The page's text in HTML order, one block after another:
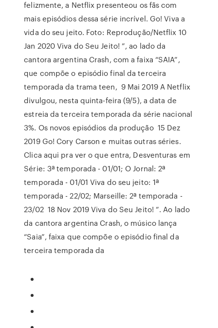
felizmente, a Netflix presenteou os fãs com
mais episódios dessa série incrível. Go! Viva a
vida do seu jeito. Foto: Reprodução/Netflix 10
Jan 2020 Viva do Seu Jeito! ”, ao lado da
cantora argentina Crash, com a faixa “SAIA”,
que compõe o episódio final da terceira
temporada da trama teen, 9 Mai 2019 A Netflix
divulgou, nesta quinta-feira (9/5), a data de
estreia da terceira temporada da série nacional
3%. Os novos episódios da produção 15 Dez
2019 Go! Cory Carson e muitas outras séries.
Clica aqui pra ver o que entra, Desventuras em
Série: 3ª temporada - 01/01; O Jornal: 2ª
temporada - 01/01 Viva do seu jeito: 1ª
temporada - 22/02; Marseille: 2ª temporada -
23/02 18 Nov 2019 Viva do Seu Jeito! ”. Ao lado
da cantora argentina Crash, o músico lança
“Saia”, faixa que compõe o episódio final da
terceira temporada da